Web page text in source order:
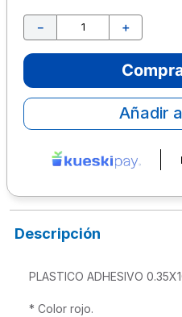
＋
－
Añadir
Descripción
PLASTICO ADHESIVO
* Color rojo.